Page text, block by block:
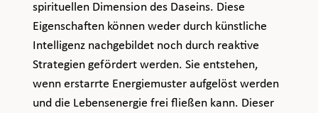
spirituellen Dimension des Daseins. Diese
Eigenschaften können weder durch künstliche
Intelligenz nachgebildet noch durch reaktive
Strategien gefördert werden. Sie entstehen,
wenn erstarrte Energiemuster aufgelöst werden
und die Lebensenergie frei fließen kann. Dieser